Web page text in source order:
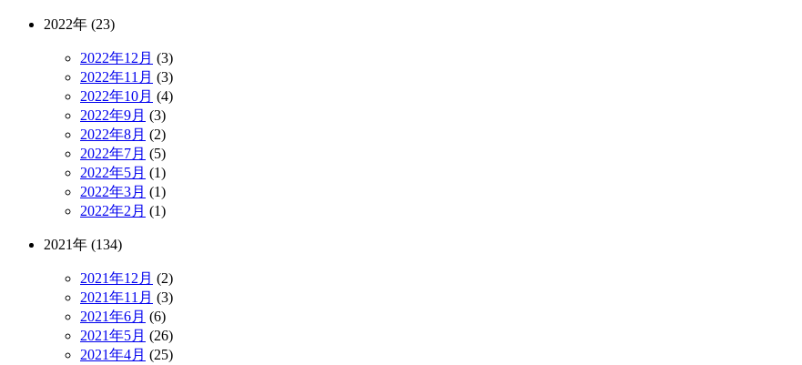
2022年 (23)
2022年12月 (3)
2022年11月 (3)
2022年10月 (4)
2022年9月 (3)
2022年8月 (2)
2022年7月 (5)
2022年5月 (1)
2022年3月 (1)
2022年2月 (1)
2021年 (134)
2021年12月 (2)
2021年11月 (3)
2021年6月 (6)
2021年5月 (26)
2021年4月 (25)